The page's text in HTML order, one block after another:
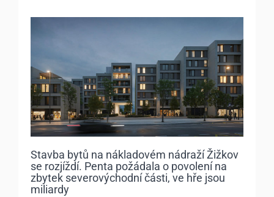
Stavba bytů na nákladovém nádraží Žižkov
se rozjíždí. Penta požádala o povolení na
zbytek severovýchodní části, ve hře jsou
miliardy